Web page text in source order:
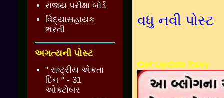
વધુ નવી પોસ્ટ
Get Update Easy
રાજ્ય પરીક્ષા બોર્ડ
વિદ્યાસહાયક
ભરતી
અગત્યની પોસ્ટ
" રાષ્ટ્રીય એકતા
દિન " - 31
ઓક્ટોબર